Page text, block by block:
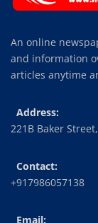
An online
and information
articles anytime
Address:
221B Baker
Contact:
+917986057138
Email: